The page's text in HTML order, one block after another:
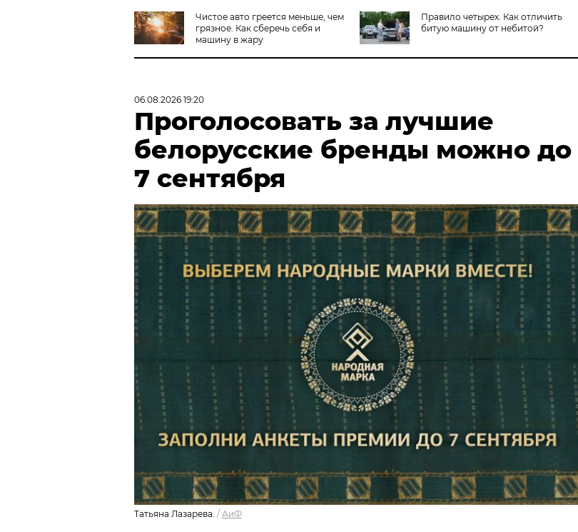
Чистое авто греется меньше, чем
грязное. Как сберечь себя и
машину в жару
Правило четырех. Как отличить
битую машину от небитой?
06.08.2026 19:20
Проголосовать за лучшие
белорусские бренды можно до
7 сентября
Татьяна Лазарева. / АиФ